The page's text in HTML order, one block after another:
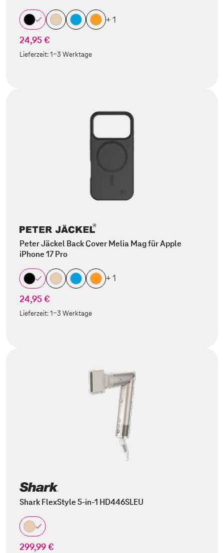
+ 1
24,95 €
Lieferzeit:1-3 Werktage
Peter Jäckel Back Cover Melia Mag für Apple
iPhone 17 Pro
+ 1
24,95 €
Lieferzeit:1-3 Werktage
Shark FlexStyle 5-in-1 HD446SLEU
299,99 €